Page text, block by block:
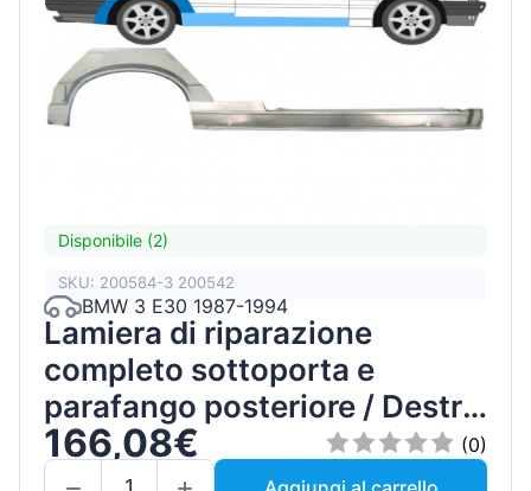
Disponibile (2)
SKU: 200584-3 200542
BMW 3 E30 1987-1994
Lamiera di riparazione
completo sottoporta e
parafango posteriore / Destra
/ Set
166,08€
(0)